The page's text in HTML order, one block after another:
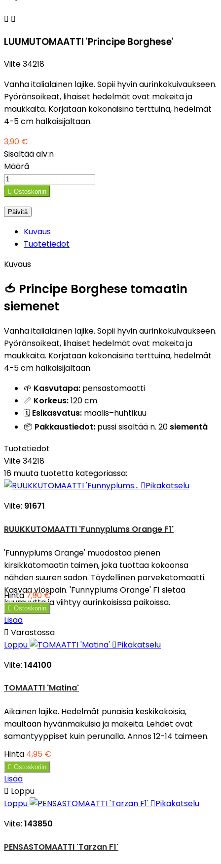
 
LUUMUTOMAATTI 'Principe Borghese'
Viite34218
Vanha italialainen lajike. Sopii hyvin aurinkokuivaukseen.
Pyöränsoikeat, lihaiset hedelmät ovat makeita ja
maukkaita. Korjataan kokonaisina terttuina, hedelmät
4-5 cm halkaisijaltaan.
3,90 €
Sisältää alv:n
Määrä
 Ostoskoriin
Kuvaus
Tuotetiedot
Kuvaus
🍅 Principe Borghese tomaatin
siemenet
Vanha italialainen lajike. Sopii hyvin aurinkokuivaukseen.
Pyöränsoikeat, lihaiset hedelmät ovat makeita ja
maukkaita. Korjataan kokonaisina terttuina, hedelmät
4-5 cm halkaisijaltaan.
🌱 Kasvutapa: pensastomaatti
📏 Korkeus:120 cm
🗓️ Esikasvatus: maalis–huhtikuu
📦 Pakkaustiedot: pussi sisältää n. 20 siementä
Tuotetiedot
Viite34218
16 muuta tuotetta kategoriassa:
Pikakatselu
Viite: 91671
RUUKKUTOMAATTI 'Funnyplums Orange F1'
'Funnyplums Orange' muodostaa pienen
kirsikkatomaatin taimen, joka tuottaa kokoonsa
nähden suuren sadon. Täydellinen parveketomaatti.
Kasvaa ylöspäin. 'Funnyplums Orange' F1 sietää
kuumuutta ja viihtyy aurinkoisissa paikoissa.
Hinta7,90 €
 Ostoskoriin
Lisää
 Varastossa
Loppu
Pikakatselu
Viite: 144100
TOMAATTI 'Matina'
Aikainen lajike. Hedelmät punaisia keskikokoisia,
maultaan hyvänmakuisia ja makeita. Lehdet ovat
samantyyppiset kuin perunalla. Annos 12-14 taimeen.
Hinta 4,95 €
 Ostoskoriin
Lisää
 Loppu
Loppu
Pikakatselu
Viite: 143850
PENSASTOMAATTI 'Tarzan F1'